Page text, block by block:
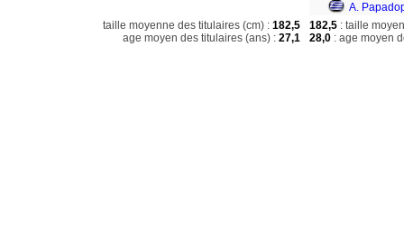
A.
taille moyenne des titulaires (cm) : 182,5
age moyen des titulaires (ans) : 27,1
182,5 : taille
28,0 : age moyen